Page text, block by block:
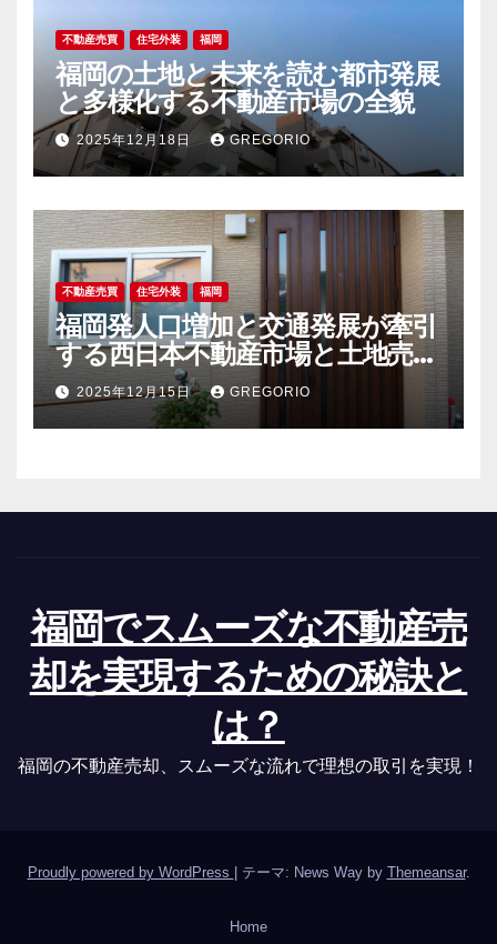
不動産売買 住宅外装 福岡
福岡の土地と未来を読む都市発展
と多様化する不動産市場の全貌
2025年12月18日 GREGORIO
不動産売買 住宅外装 福岡
福岡発人口増加と交通発展が牽引
する西日本不動産市場と土地売買
の今後
2025年12月15日 GREGORIO
福岡でスムーズな不動産売
却を実現するための秘訣と
は？
福岡の不動産売却、スムーズな流れで理想の取引を実現！
Proudly powered by WordPress テーマ: News Way by Themeansar.
Home